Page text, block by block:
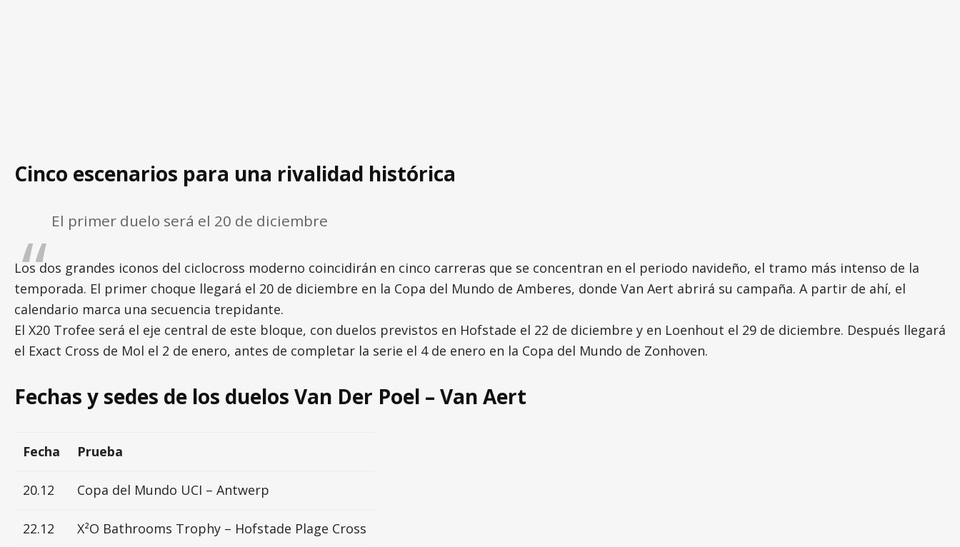
Cinco escenarios para una rivalidad histórica
El primer duelo será el 20 de diciembre
Los dos grandes iconos del ciclocross moderno coincidirán en cinco carreras que se concentran en el periodo navideño, el tramo más intenso de la
temporada. El primer choque llegará el 20 de diciembre en la Copa del Mundo de Amberes, donde Van Aert abrirá su campaña. A partir de ahí, el
calendario marca una secuencia trepidante.
El X20 Trofee será el eje central de este bloque, con duelos previstos en Hofstade el 22 de diciembre y en Loenhout el 29 de diciembre. Después llegará
el Exact Cross de Mol el 2 de enero, antes de completar la serie el 4 de enero en la Copa del Mundo de Zonhoven.
Fechas y sedes de los duelos Van Der Poel – Van Aert
Fecha Prueba
20.12 Copa del Mundo UCI – Antwerp
22.12 X²O Bathrooms Trophy – Hofstade Plage Cross